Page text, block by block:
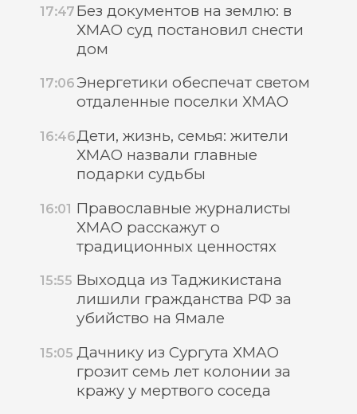
17:47 Без документов на землю: в
ХМАО суд постановил снести
дом
17:06 Энергетики обеспечат светом
отдаленные поселки ХМАО
16:46Дети, жизнь, семья: жители
ХМАО назвали главные
подарки судьбы
16:01 Православные журналисты
ХМАО расскажут о
традиционных ценностях
15:55 Выходца из Таджикистана
лишили гражданства РФ за
убийство на Ямале
15:05 Дачнику из Сургута ХМАО
грозит семь лет колонии за
кражу у мертвого соседа